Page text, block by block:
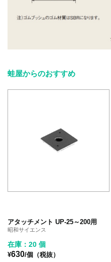
蛙屋からのおすすめ
アタッチメント UP-25～200用
昭和サイエンス
在庫：20 個
¥630/個（税抜）